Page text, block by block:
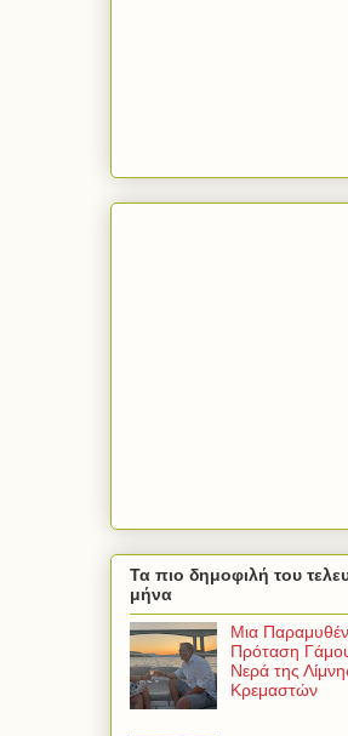
Τα πιο δημοφιλή του
μήνα
Μια
Πρόταση
Νερά της
Κρεμαστών